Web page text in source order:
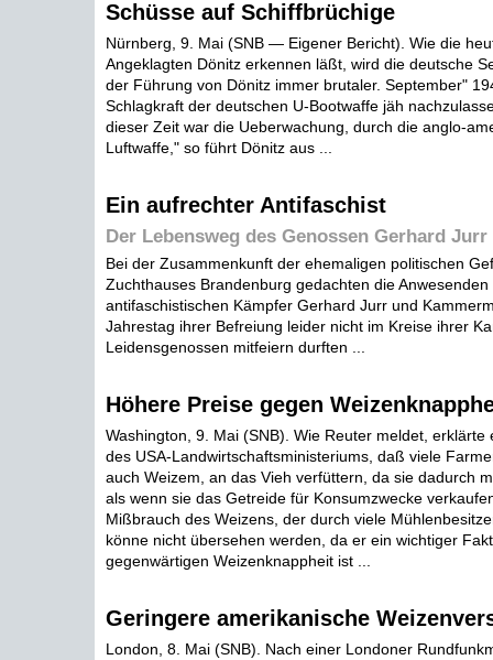
Schüsse auf Schiffbrüchige
Nürnberg, 9. Mai (SNB — Eigener Bericht). Wie die
Angeklagten Dönitz erkennen läßt, wird die deutsche
der Führung von Dönitz immer brutaler. September"
Schlagkraft der deutschen U-Bootwaffe jäh
dieser Zeit war die Ueberwachung, durch die anglo-
Luftwaffe," so führt Dönitz aus ...
Ein aufrechter Antifaschist
Der Lebensweg des Genossen Gerhard Jurr
Bei der Zusammenkunft der ehemaligen politischen
Zuchthauses Brandenburg gedachten die
antifaschistischen Kämpfer Gerhard Jurr und
Jahrestag ihrer Befreiung leider nicht im Kreise ihrer
Leidensgenossen mitfeiern durften ...
Höhere Preise gegen
Washington, 9. Mai (SNB). Wie Reuter meldet, erklärte
des USA-Landwirtschaftsministeriums, daß viele
auch Weizem, an das Vieh verfüttern, da sie dadurch
als wenn sie das Getreide für Konsumzwecke
Mißbrauch des Weizens, der durch viele
könne nicht übersehen werden, da er ein wichtiger
gegenwärtigen Weizenknappheit ist ...
Geringere amerikanische
London, 8. Mai (SNB). Nach einer Londoner